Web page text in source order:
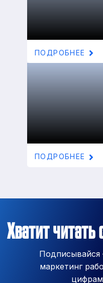
ПОДРОБНЕЕ
ПОДРОБНЕЕ
Хватит
маркетинг